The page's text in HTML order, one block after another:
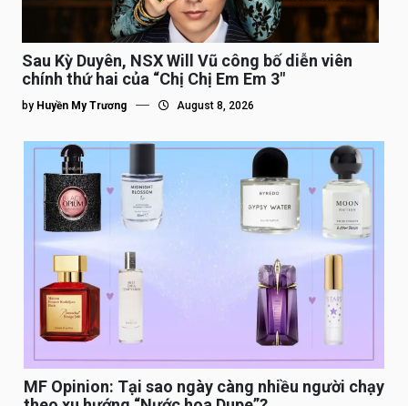
Sau Kỳ Duyên, NSX Will Vũ công bố diễn viên
chính thứ hai của “Chị Chị Em Em 3″
by Huyền My Trương August 8, 2026
MF Opinion: Tại sao ngày càng nhiều người chạy